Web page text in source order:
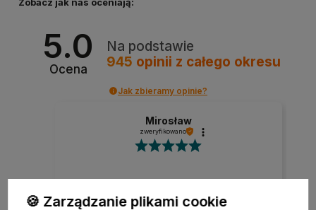
5.0
Ocena
Na podstawie
945 opinii z całego okresu
Jak zbieramy opinie?
Mirosław
zweryfikowano
Szybka realizacja zamówienia.
🍪 Zarządzanie plikami cookie